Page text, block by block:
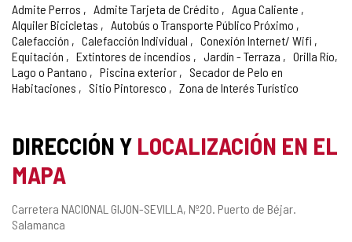
Admite Perros Admite Tarjeta de Crédito
Agua Caliente
Alquiler Bicicletas
Autobús o Transporte Público Próximo
Calefacción
Calefacción Individual
Conexión Internet/ Wifi
Equitación
Extintores de incendios Jardín - Terraza
Orilla Río,
Lago o Pantano
Piscina exterior
Secador de Pelo en
Habitaciones
Sitio Pintoresco Zona de Interés Turístico
DIRECCIÓN Y LOCALIZACIÓN EN EL
MAPA
Dirección
postal
Carretera NACIONAL GIJON-SEVILLA, Nº20. Puerto de Béjar.
Salamanca